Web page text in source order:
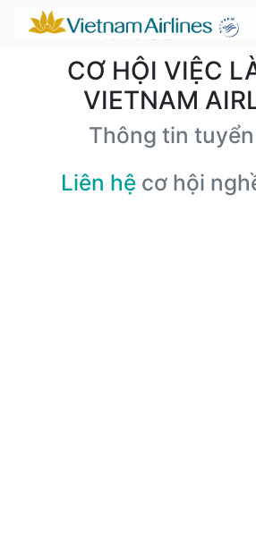
CƠ HỘI VIỆC
VIETNAM
Thông tin
Liên hệ cơ hội